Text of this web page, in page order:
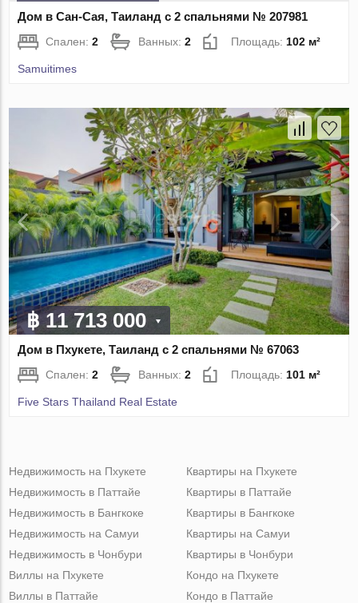
Дом в Сан-Сая, Таиланд с 2 спальнями № 207981
Спален:2 Ванных:2 Площадь: 102 м²
Samuitimes
฿ 11 713 000
Дом в Пхукете, Таиланд с 2 спальнями № 67063
Спален:2 Ванных:2 Площадь: 101 м²
Five Stars Thailand Real Estate
Недвижимость на Пхукете
Недвижимость в Паттайе
Недвижимость в Бангкоке
Недвижимость на Самуи
Недвижимость в Чонбури
Квартиры на Пхукете
Квартиры в Паттайе
Квартиры в Бангкоке
Квартиры на Самуи
Квартиры в Чонбури
Виллы на Пхукете
Виллы в Паттайе
Кондо на Пхукете
Кондо в Паттайе